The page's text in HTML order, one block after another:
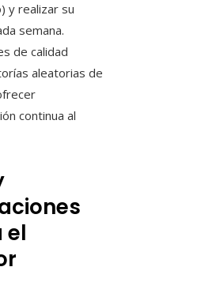
y realizar su
semana.
de calidad
aleatorias de
continua al
el